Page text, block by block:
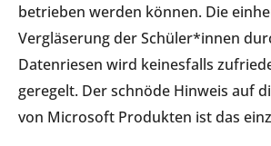
betrieben werden können. Die
Vergläserung der Schüler*innen
Datenriesen wird keinesfalls
geregelt. Der schnöde Hinweis auf
von Microsoft Produkten ist das